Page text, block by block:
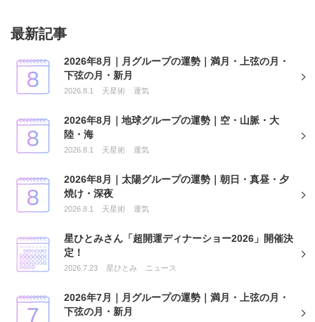
最新記事
2026年8月｜月グループの運勢｜満月・上弦の月・
下弦の月・新月
2026.8.1 天星術 運気
2026年8月｜地球グループの運勢｜空・山脈・大
陸・海
2026.8.1 天星術 運気
2026年8月｜太陽グループの運勢｜朝日・真昼・夕
焼け・深夜
2026.8.1 天星術 運気
星ひとみさん「超開運ディナーショー2026」開催決
定！
2026.7.23 星ひとみ ニュース
2026年7月｜月グループの運勢｜満月・上弦の月・
下弦の月・新月